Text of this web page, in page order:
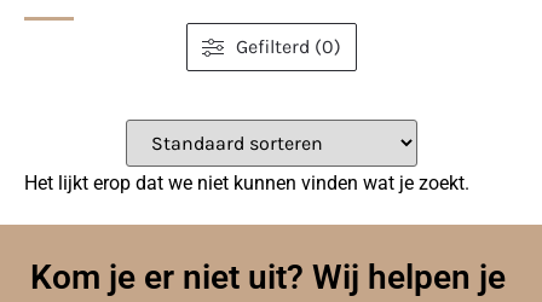
Gefilterd (0)
Het lijkt erop dat we niet kunnen vinden wat je zoekt.
Kom je er niet uit? Wij helpen je